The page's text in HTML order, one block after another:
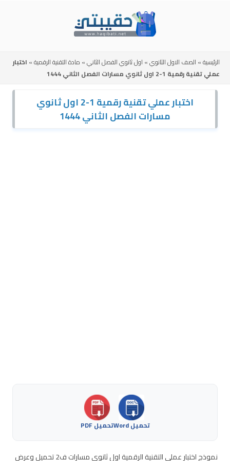
الرئيسية» الصف الاول الثانوي» اول ثانوي الفصل الثاني» مادة التقنية الرقمية» اختبار
عملي تقنية رقمية 1-2 اول ثانوي مسارات الفصل الثاني 1444
اختبار عملي تقنية رقمية 1-2 اول ثانوي
مسارات الفصل الثاني 1444
تحميل Word تحميل PDF
نموذج اختبار عملي التقنية الرقمية اول ثانوي مسارات ف2 تحميل وعرض